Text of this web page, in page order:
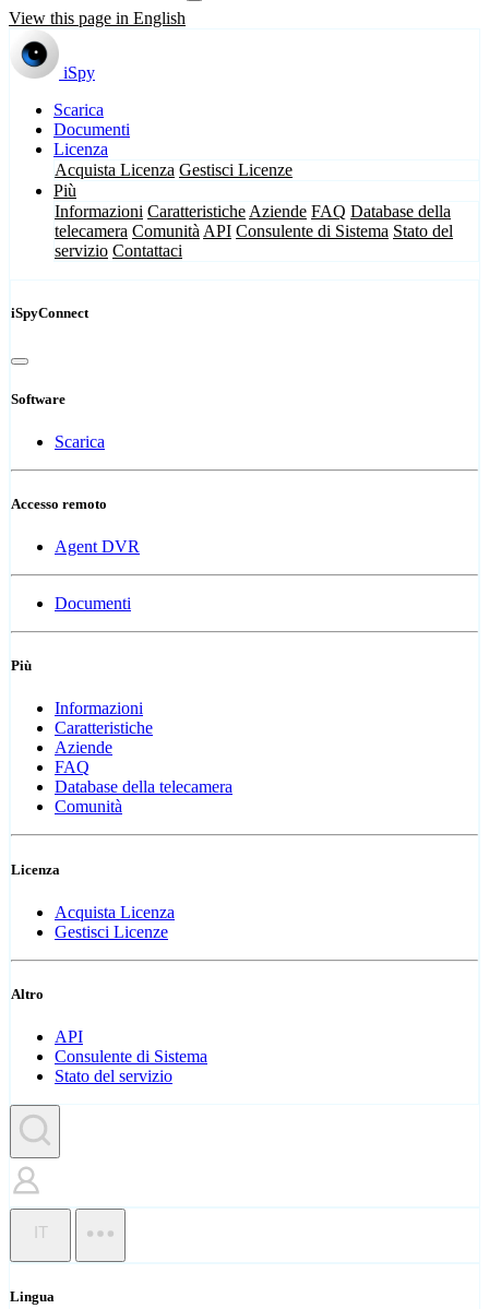
View this page in English
iSpy
Scarica
Documenti
Licenza
Acquista Licenza Gestisci Licenze
Più
Informazioni Caratteristiche Aziende FAQ Database della
telecamera Comunità API Consulente di Sistema Stato del
servizio Contattaci
iSpyConnect
Software
Scarica
Accesso remoto
Agent DVR
Documenti
Più
Informazioni
Caratteristiche
Aziende
FAQ
Database della telecamera
Comunità
Licenza
Acquista Licenza
Gestisci Licenze
Altro
API
Consulente di Sistema
Stato del servizio
IT
Lingua